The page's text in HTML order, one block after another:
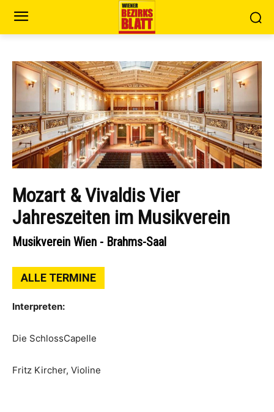
Mozart & Vivaldis Vier
Jahreszeiten im Musikverein
Musikverein Wien - Brahms-Saal
ALLE TERMINE
Interpreten:
Die SchlossCapelle
Fritz Kircher, Violine